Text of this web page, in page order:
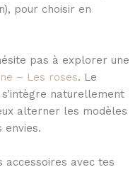
pour choisir en
pas à explorer une
– Les roses. Le
s’intègre naturellement
alterner les modèles
envies.
accessoires avec tes